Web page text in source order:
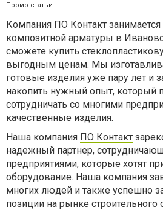
Промо-статьи
Компания ПО Контакт
композитной арматуры в
сможете купить
выгодным ценам. Мы
готовые изделия уже пару лет и
накопить нужный опыт, который
сотрудничать со многими
качественные изделия.
Наша компания ПО Контакт
надежный партнер,
предприятиями, которые хотят
оборудование. Наша компания
многих людей и также успешно
позиции на рынке